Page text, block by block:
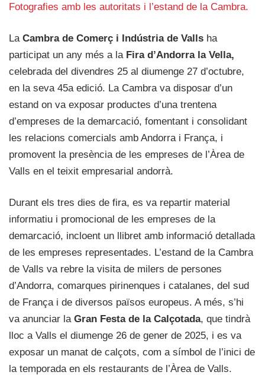
Fotografies amb les autoritats i l’estand de la Cambra.
La Cambra de Comerç i Indústria de Valls ha
participat un any més a la Fira d’Andorra la Vella,
celebrada del divendres 25 al diumenge 27 d’octubre,
en la seva 45a edició. La Cambra va disposar d’un
estand on va exposar productes d’una trentena
d’empreses de la demarcació, fomentant i consolidant
les relacions comercials amb Andorra i França, i
promovent la presència de les empreses de l’Àrea de
Valls en el teixit empresarial andorrà.
Durant els tres dies de fira, es va repartir material
informatiu i promocional de les empreses de la
demarcació, incloent un llibret amb informació detallada
de les empreses representades. L’estand de la Cambra
de Valls va rebre la visita de milers de persones
d’Andorra, comarques pirinenques i catalanes, del sud
de França i de diversos països europeus. A més, s’hi
va anunciar la Gran Festa de la Calçotada, que tindrà
lloc a Valls el diumenge 26 de gener de 2025, i es va
exposar un manat de calçots, com a símbol de l’inici de
la temporada en els restaurants de l’Àrea de Valls.